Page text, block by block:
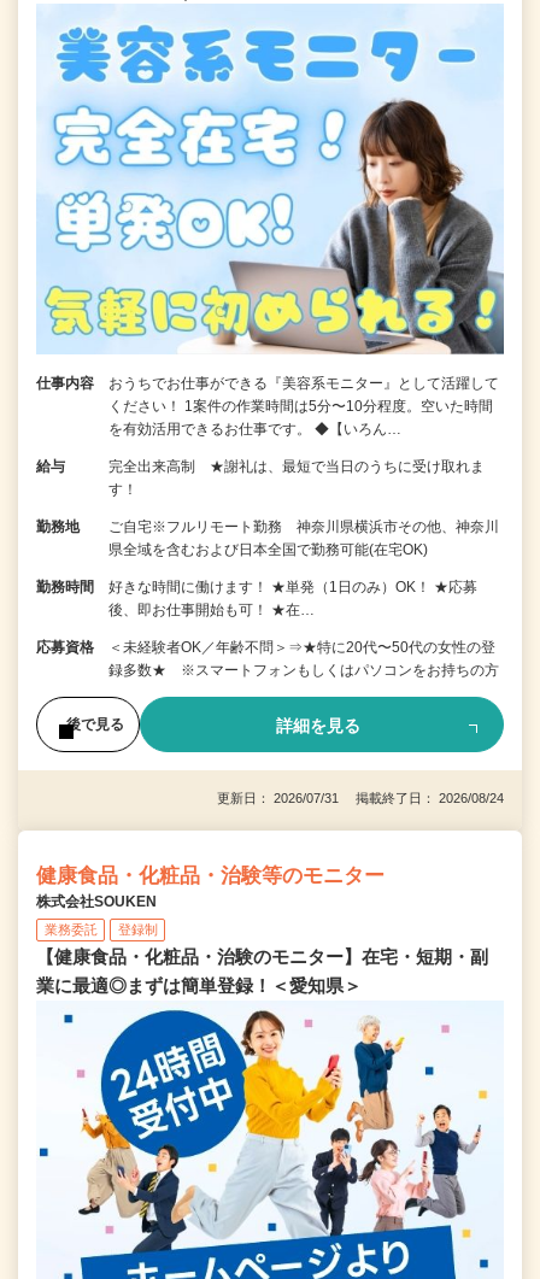
仕事内容
おうちでお仕事ができる『美容系モニター』として活躍して
ください！ 1案件の作業時間は5分〜10分程度。空いた時間
を有効活用できるお仕事です。 ◆【いろん…
給与
完全出来高制 ★謝礼は、最短で当日のうちに受け取れま
す！
勤務地
ご自宅※フルリモート勤務 神奈川県横浜市その他、神奈川
県全域を含むおよび日本全国で勤務可能(在宅OK)
勤務時間
好きな時間に働けます！ ★単発（1日のみ）OK！ ★応募
後、即お仕事開始も可！ ★在…
応募資格
＜未経験者OK／年齢不問＞⇒★特に20代〜50代の女性の登
録多数★ ※スマートフォンもしくはパソコンをお持ちの方
後で見る 詳細を見る
更新日： 2026/07/31 掲載終了日： 2026/08/24
健康食品・化粧品・治験等のモニター
株式会社SOUKEN
業務委託 登録制
【健康食品・化粧品・治験のモニター】在宅・短期・副
業に最適◎まずは簡単登録！＜愛知県＞